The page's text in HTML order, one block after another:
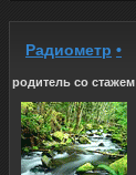
Радиометр •
родитель со стажем